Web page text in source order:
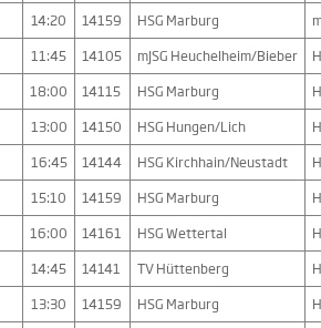
14:20 14159 HSG Marburg
11:45 14105 mJSG Heuchelheim/Bieber
18:00 14115 HSG Marburg
13:00 14150 HSG Hungen/Lich
16:45 14144 HSG Kirchhain/Neustadt
15:10 14159 HSG Marburg
16:00 14161 HSG Wettertal
14:45 14141 TV Hüttenberg
13:30 14159 HSG Marburg